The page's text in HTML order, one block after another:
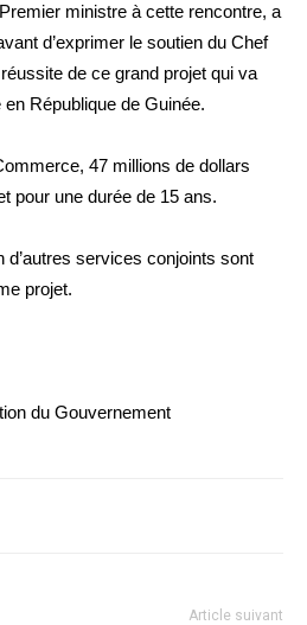
ministre à cette rencontre, a
d’exprimer le soutien du Chef
de ce grand projet qui va
République de Guinée.
47 millions de dollars
pour une durée de 15 ans.
d’autres services conjoints sont
projet.
du Gouvernement
Article suivant